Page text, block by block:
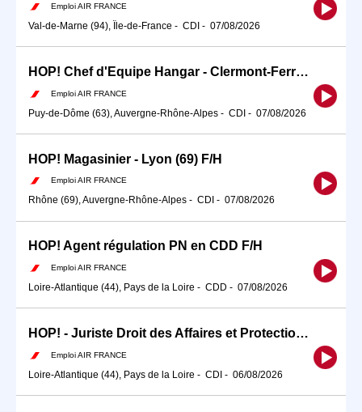
Emploi AIR FRANCE
Val-de-Marne (94), Île-de-France - CDI - 07/08/2026
HOP! Chef d'Equipe Hangar - Clermont-Ferrand (63) F/H
Emploi AIR FRANCE
Puy-de-Dôme (63), Auvergne-Rhône-Alpes - CDI - 07/08/2026
HOP! Magasinier - Lyon (69) F/H
Emploi AIR FRANCE
Rhône (69), Auvergne-Rhône-Alpes - CDI - 07/08/2026
HOP! Agent régulation PN en CDD F/H
Emploi AIR FRANCE
Loire-Atlantique (44), Pays de la Loire - CDD - 07/08/2026
HOP! - Juriste Droit des Affaires et Protection des Données Personnelles - Bouguenais (44) F/H
Emploi AIR FRANCE
Loire-Atlantique (44), Pays de la Loire - CDI - 06/08/2026